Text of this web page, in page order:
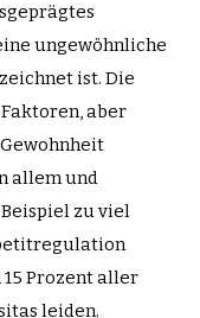
ungewöhnliche
ist. Die
aber
allem und
zu viel
15 Prozent aller
leiden.